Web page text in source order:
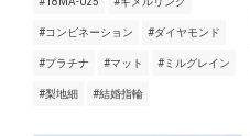
#コンビネーション #ダイヤモンド
#プラチナ #マット #ミルグレイン
#梨地細 #結婚指輪